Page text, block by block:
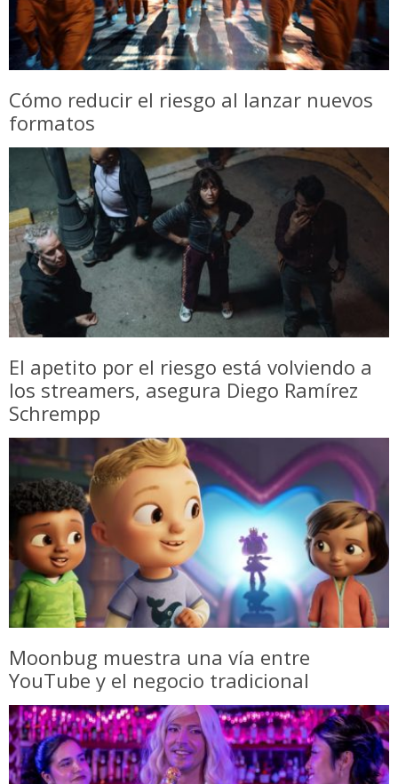
Cómo reducir el riesgo al lanzar nuevos
formatos
El apetito por el riesgo está volviendo a
los streamers, asegura Diego Ramírez
Schrempp
Moonbug muestra una vía entre
YouTube y el negocio tradicional